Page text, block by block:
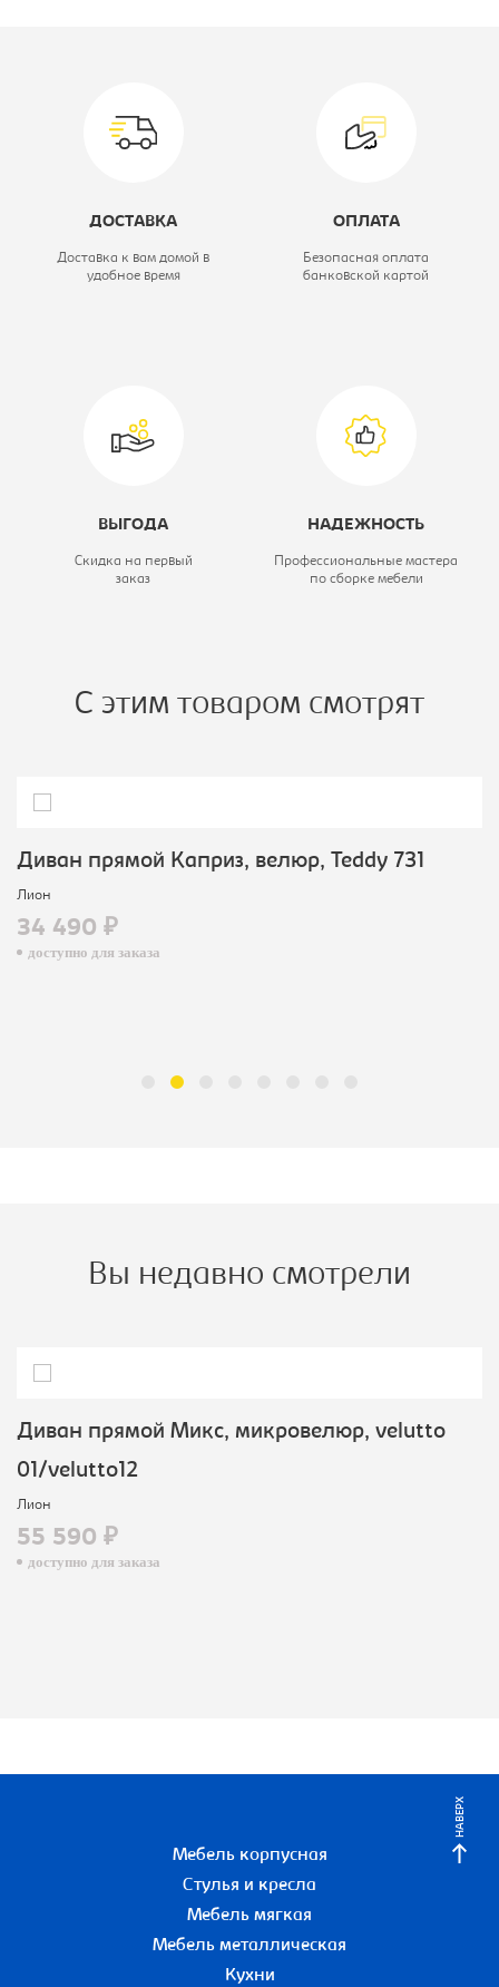
Механизм: еврокнижка
ДОСТАВКА
Доставка к вам домой в
удобное время
ОПЛАТА
Безопасная оплата
банковской картой
ВЫГОДА
Скидка на первый
заказ
НАДЕЖНОСТЬ
Профессиональные мастера
по сборке мебели
С этим товаром смотрят
Диван прямой Каприз, велюр, Teddy 731
Лион
34 490 ₽
доступно для заказа
Вы недавно смотрели
Диван прямой Микс, микровелюр, velutto
01/velutto12
Лион
55 590 ₽
доступно для заказа
НАВЕРХ
Мебель корпусная
Стулья и кресла
Мебель мягкая
Мебель металлическая
Кухни